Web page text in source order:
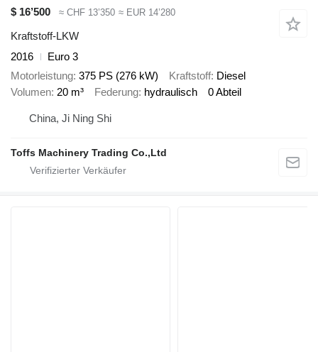
$ 16’500
≈ CHF 13’350 ≈ EUR 14’280
Kraftstoff-LKW
2016
Euro 3
Motorleistung 375 PS (276 kW) Kraftstoff Diesel
Volumen 20 m³ Federung hydraulisch 0 Abteil
China, Ji Ning Shi
Toffs Machinery Trading Co.,Ltd